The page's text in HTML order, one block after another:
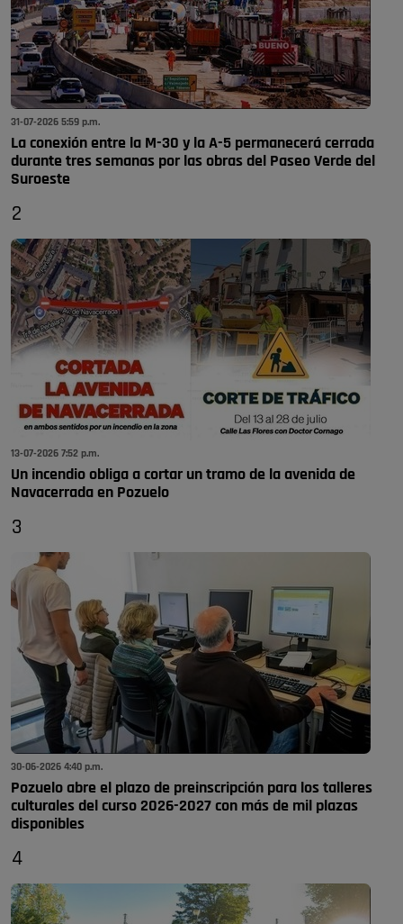
31-07-2026 5:59 p.m.
La conexión entre la M-30 y la A-5 permanecerá cerrada
durante tres semanas por las obras del Paseo Verde del
Suroeste
2
13-07-2026 7:52 p.m.
Un incendio obliga a cortar un tramo de la avenida de
Navacerrada en Pozuelo
3
30-06-2026 4:40 p.m.
Pozuelo abre el plazo de preinscripción para los talleres
culturales del curso 2026-2027 con más de mil plazas
disponibles
4